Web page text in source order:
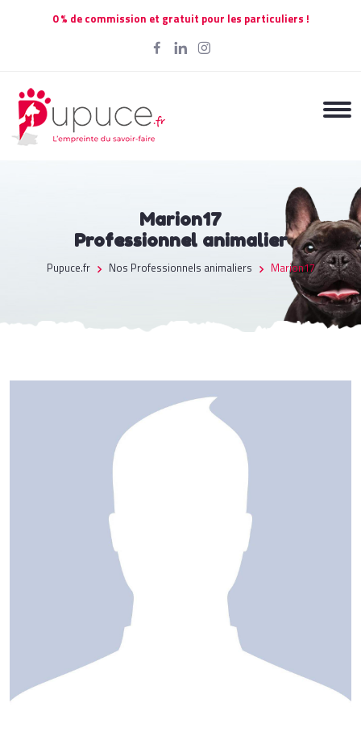
0 % de commission et gratuit pour les particuliers !
Marion17
Professionnel animalier
Pupuce.fr Nos Professionnels animaliers Marion17